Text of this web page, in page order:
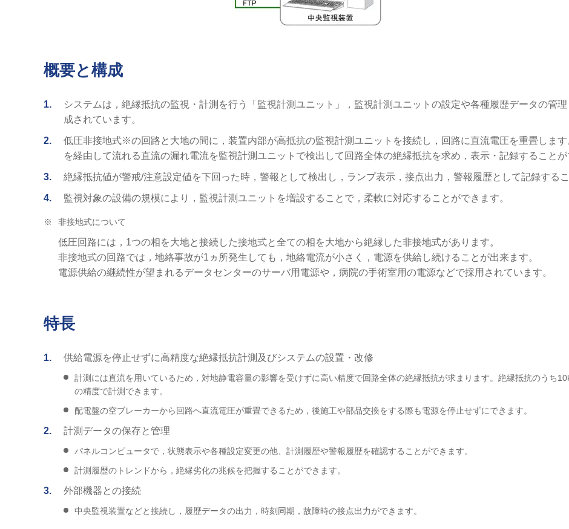
概要と構成
1
システムは，絶縁抵抗の監視・計測を行う「監視計測ユニット」，監視計測ユニットの設定や各種履歴データの管
成されています。
2
低圧非接地式※の回路と大地の間に，装置内部が高抵抗の監視計測ユニットを接続し，回路に直流電圧を重畳しま
を経由して流れる直流の漏れ電流を監視計測ユニットで検出して回路全体の絶縁抵抗を求め，表示・記録すること
3 絶縁抵抗値が警戒/注意設定値を下回った時，警報として検出し，ランプ表示，接点出力，警報履歴として記録するこ
4 監視対象の設備の規模により，監視計測ユニットを増設することで，柔軟に対応することができます。
※ 非接地式について
低圧回路には，1つの相を大地と接続した接地式と全ての相を大地から絶縁した非接地式があります。
非接地式の回路では，地絡事故が1ヵ所発生しても，地絡電流が小さく，電源を供給し続けることが出来ます。
電源供給の継続性が望まれるデータセンターのサーバ用電源や，病院の手術室用の電源などで採用されています。
特長
1 供給電源を停止せずに高精度な絶縁抵抗計測及びシステムの設置・改修
計測には直流を用いているため，対地静電容量の影響を受けずに高い精度で回路全体の絶縁抵抗が求まります。絶縁抵抗のうち
の精度で計測できます。
配電盤の空ブレーカーから回路へ直流電圧が重畳できるため，後施工や部品交換をする際も電源を停止せずにできます。
2 計測データの保存と管理
パネルコンピュータで，状態表示や各種設定変更の他、計測履歴や警報履歴を確認することができます。
計測履歴のトレンドから，絶縁劣化の兆候を把握することができます。
3 外部機器との接続
中央監視装置などと接続し，履歴データの出力，時刻同期，故障時の接点出力ができます。